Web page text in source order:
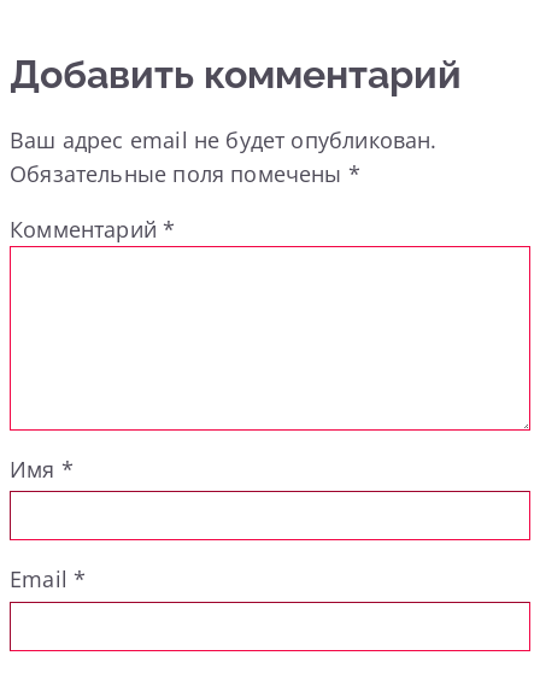
Добавить комментарий
Ваш адрес email не будет опубликован.
Обязательные поля помечены *
Комментарий*
Имя *
Email*